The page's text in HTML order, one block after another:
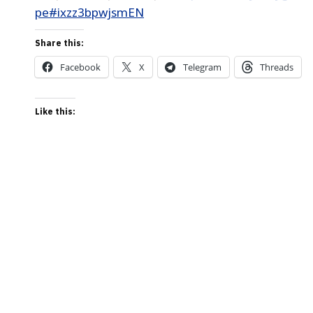
pe#ixzz3bpwjsmEN
Share this:
Facebook X Telegram Threads
Like this: